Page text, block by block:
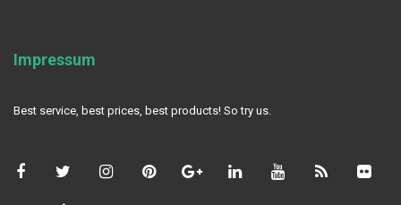
Impressum
Best service, best prices, best products! So try us.